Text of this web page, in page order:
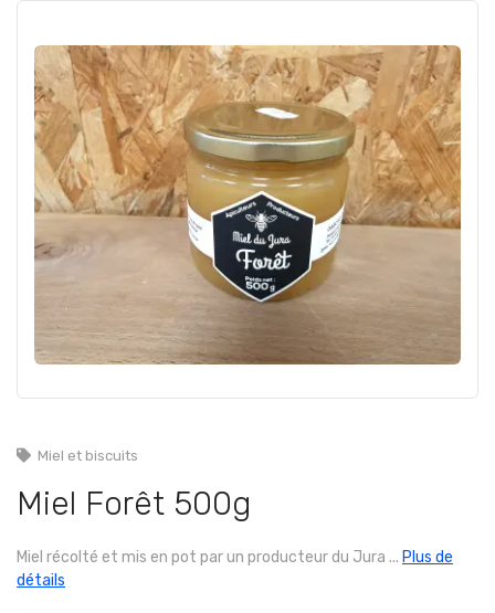
Miel et biscuits
Miel Forêt 500g
Miel récolté et mis en pot par un producteur du Jura ... Plus de
détails